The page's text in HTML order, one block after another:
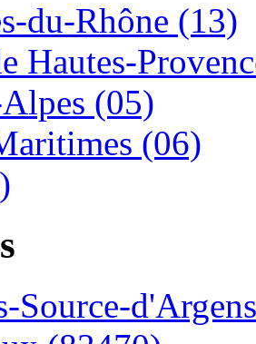
du-Rhône (13)
Hautes-
(05)
(06)
Source-